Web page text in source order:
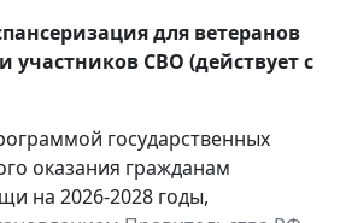
для ветеранов
участников СВО (действует с
государственных
оказания гражданам
на 2026-2028 годы,